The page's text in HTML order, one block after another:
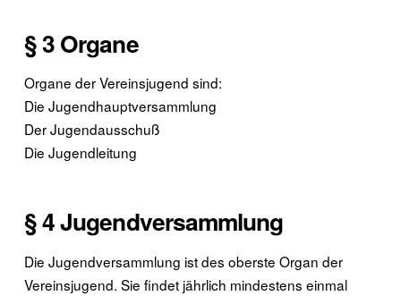
§ 3 Organe
Organe der Vereinsjugend sind:
Die Jugendhauptversammlung
Der Jugendausschuß
Die Jugendleitung
§ 4 Jugendversammlung
Die Jugendversammlung ist des oberste Organ der
Vereinsjugend. Sie findet jährlich mindestens einmal